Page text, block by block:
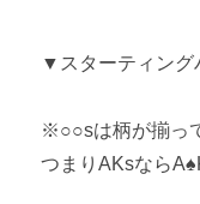
▼スターティング
※○○sは柄が揃っ
つまりAKsなら